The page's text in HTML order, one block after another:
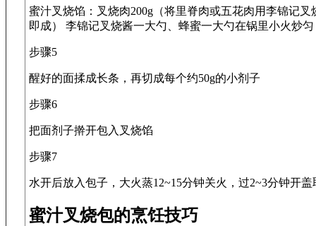
蜜汁叉烧馅：叉烧肉200g（将里脊肉或五花肉用李锦记
即成） 李锦记叉烧酱一大勺、蜂蜜一大勺在锅里小火炒
步骤5
醒好的面揉成长条，再切成每个约50g的小剂子
步骤6
把面剂子擀开包入叉烧馅
步骤7
水开后放入包子，大火蒸12~15分钟关火，过2~3分钟开盖
蜜汁叉烧包的烹饪技巧